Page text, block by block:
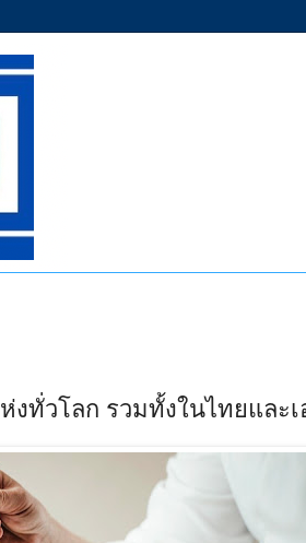
งทั่วโลก รวมทั้งในไทยและเ